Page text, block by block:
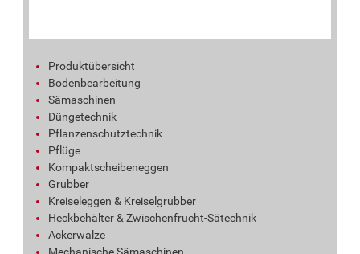
Produktübersicht
Bodenbearbeitung
Sämaschinen
Düngetechnik
Pflanzenschutztechnik
Pflüge
Kompaktscheibeneggen
Grubber
Kreiseleggen & Kreiselgrubber
Heckbehälter & Zwischenfrucht-Sätechnik
Ackerwalze